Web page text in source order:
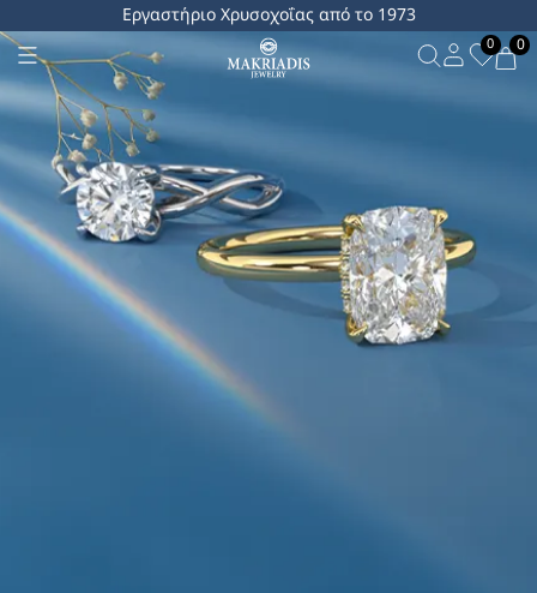
Εργαστήριο Χρυσοχοΐας από το 1973
0 0